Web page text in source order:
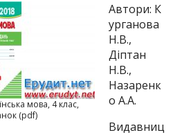
мова, 4 клас,
(pdf)
Автори: К
урганова
Н.В.,
Діптан
Н.В.,
Назаренк
о А.А.
Видавниц